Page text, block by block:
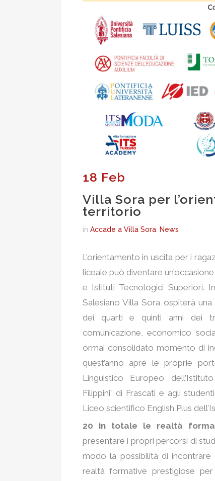
18 Feb
Villa Sora per
territorio
in Accade a Villa Sora, News
L’orientamento in uscita per i
liceale può diventare
e Istituti Tecnologici Superiori.
Salesiano Villa Sora ospiterà
dei quarti e quinti anni dei
comunicazione, economico
ormai consolidato momento di
quest’anno apre le proprie
Linguistico Europeo
Filippini” di Frascati e agli
Liceo scientifico English Plus
20 in totale le realtà
presentare i propri percorsi di
modo la possibilità di
realtà formative prestigiose